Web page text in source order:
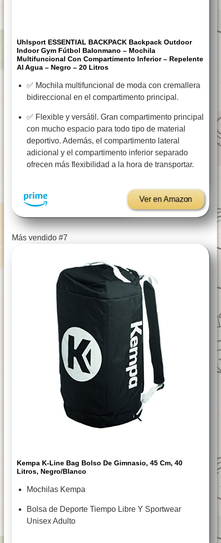
Uhlsport ESSENTIAL BACKPACK Backpack Outdoor
Indoor Gym Fútbol Balonmano – Mochila
Multifuncional Con Compartimento Inferior – Repelente
Al Agua – Negro – 20 Litros
✅ Mochila multifuncional de moda con cremallera
bidireccional en el compartimento principal.
✅ Flexible y versátil. Gran compartimento principal
con mucho espacio para todo tipo de material
deportivo. Además, el compartimento lateral
adicional y el compartimento inferior separado
ofrecen más flexibilidad a la hora de transportar.
Ver en Amazon
Más vendido #7
Kempa K-Line Bag Bolso De Gimnasio, 45 Cm, 40
Litros, Negro/Blanco
Mochilas Kempa
Bolsa de Deporte Tiempo Libre Y Sportwear
Unisex Adulto